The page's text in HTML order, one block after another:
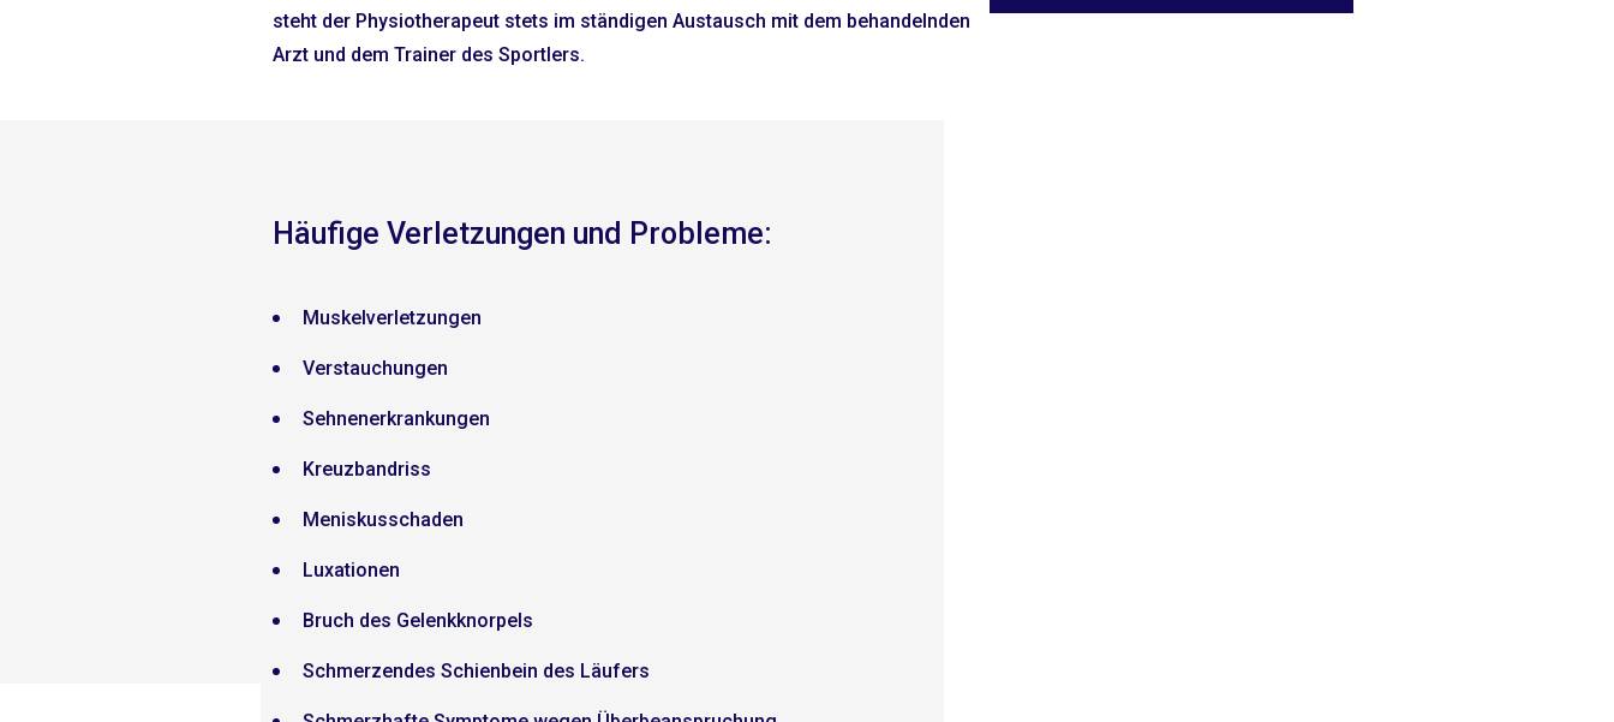
steht der Physiotherapeut stets im ständigen Austausch mit dem behandelnden
Arzt und dem Trainer des Sportlers.
Häufige Verletzungen und Probleme:
Muskelverletzungen
Verstauchungen
Sehnenerkrankungen
Kreuzbandriss
Meniskusschaden
Luxationen
Bruch des Gelenkknorpels
Schmerzendes Schienbein des Läufers